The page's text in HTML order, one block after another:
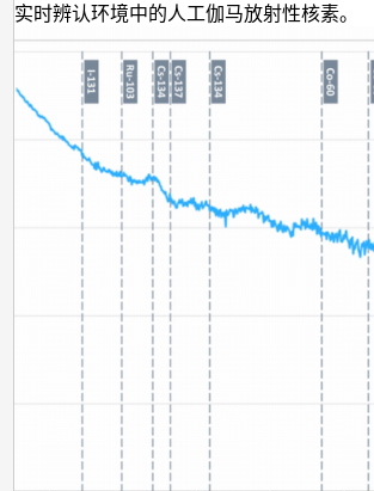
实时辨认环境中的人工伽马放射性核素。